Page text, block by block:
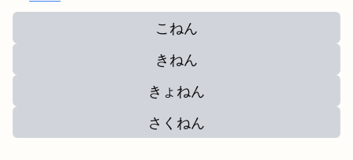
こねん
きねん
きょねん
さくねん